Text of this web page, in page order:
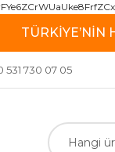
TÜRKİYE’NİN
531 730 07 05